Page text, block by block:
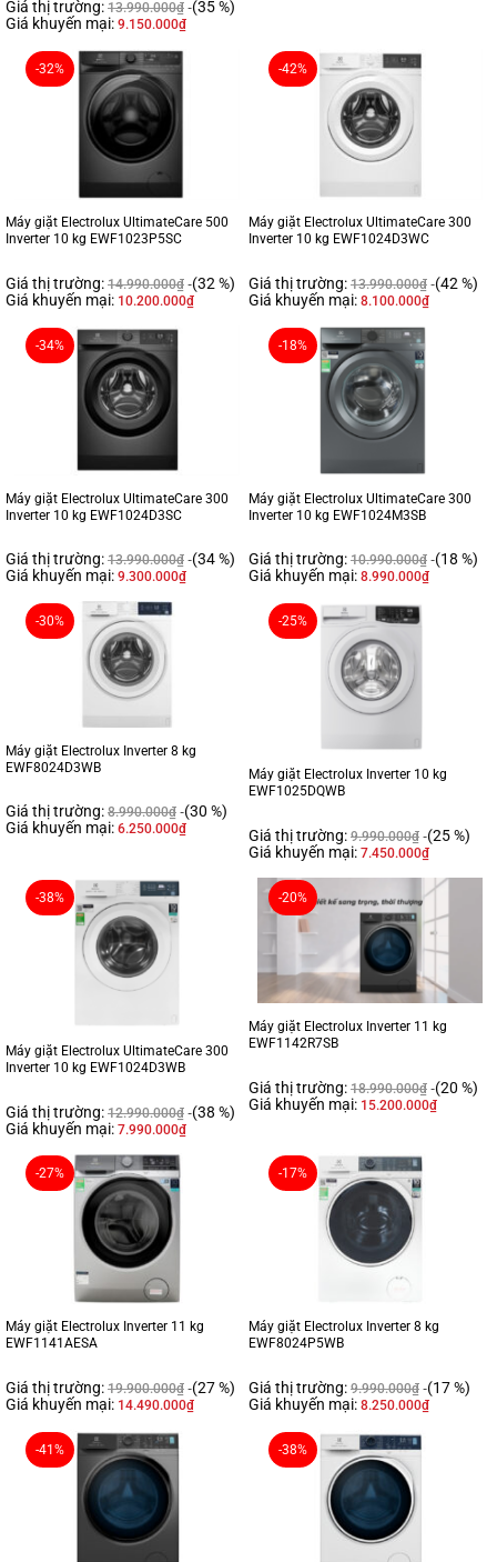
Giá thị trường: 13.990.000₫ (35 %)
Giá khuyến mại: 9.150.000₫
-32%
Máy giặt Electrolux UltimateCare 500
Inverter 10 kg EWF1023P5SC
Giá thị trường: 14.990.000₫ (32 %)
Giá khuyến mại: 10.200.000₫
-42%
Máy giặt Electrolux UltimateCare 300
Inverter 10 kg EWF1024D3WC
Giá thị trường: 13.990.000₫ (42 %)
Giá khuyến mại: 8.100.000₫
-34%
Máy giặt Electrolux UltimateCare 300
Inverter 10 kg EWF1024D3SC
Giá thị trường: 13.990.000₫ (34 %)
Giá khuyến mại: 9.300.000₫
-18%
Máy giặt Electrolux UltimateCare 300
Inverter 10 kg EWF1024M3SB
Giá thị trường: 10.990.000₫ (18 %)
Giá khuyến mại: 8.990.000₫
-30%
Máy giặt Electrolux Inverter 8 kg
EWF8024D3WB
Giá thị trường: 8.990.000₫ (30 %)
Giá khuyến mại: 6.250.000₫
-25%
Máy giặt Electrolux Inverter 10 kg
EWF1025DQWB
Giá thị trường: 9.990.000₫ (25 %)
Giá khuyến mại: 7.450.000₫
-38%
Máy giặt Electrolux UltimateCare 300
Inverter 10 kg EWF1024D3WB
Giá thị trường: 12.990.000₫ (38 %)
Giá khuyến mại: 7.990.000₫
-20%
Máy giặt Electrolux Inverter 11 kg
EWF1142R7SB
Giá thị trường: 18.990.000₫ (20 %)
Giá khuyến mại: 15.200.000₫
-27%
Máy giặt Electrolux Inverter 11 kg
EWF1141AESA
Giá thị trường: 19.900.000₫ (27 %)
Giá khuyến mại: 14.490.000₫
-17%
Máy giặt Electrolux Inverter 8 kg
EWF8024P5WB
Giá thị trường: 9.990.000₫ (17 %)
Giá khuyến mại: 8.250.000₫
-41% -38%